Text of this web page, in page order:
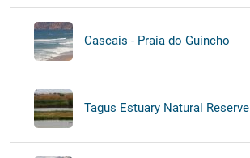
Cascais - Praia do Guincho
Tagus Estuary Natural Reserve